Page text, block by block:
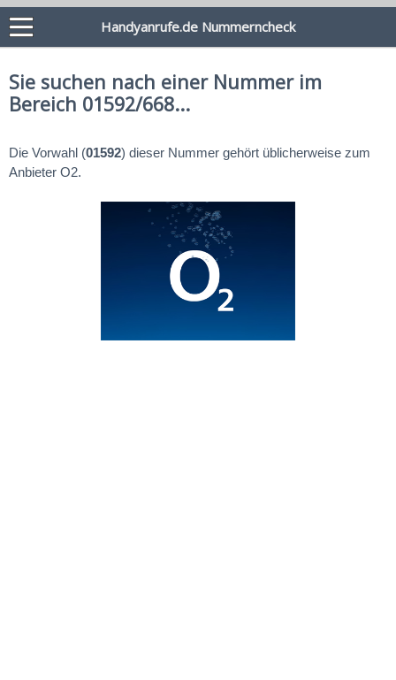
Handyanrufe.de Nummerncheck
Sie suchen nach einer Nummer im
Bereich 01592/668...
Die Vorwahl (01592) dieser Nummer gehört üblicherweise zum
Anbieter O2.